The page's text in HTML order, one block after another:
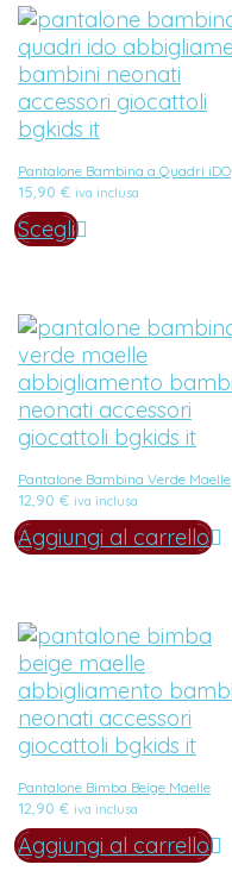
Pantalone Bambina a Quadri iDO
15,90 € iva inclusa
Scegli
Pantalone Bambina Verde Maelle
12,90 € iva inclusa
Aggiungi al carrello
Pantalone Bimba Beige Maelle
12,90 € iva inclusa
Aggiungi al carrello